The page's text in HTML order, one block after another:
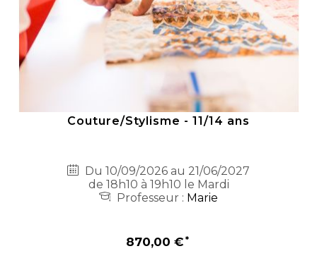
Couture/Stylisme - 11/14 ans
Du 10/09/2026 au 21/06/2027
de 18h10 à 19h10 le Mardi
Professeur : Marie
870,00 €